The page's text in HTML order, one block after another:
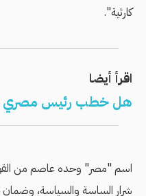
كارثية".
اقرأ أيضا
هل خطب رئيس مصري
اسم "مصر" وحده عاصم من
شرار الساسة والسياسة،